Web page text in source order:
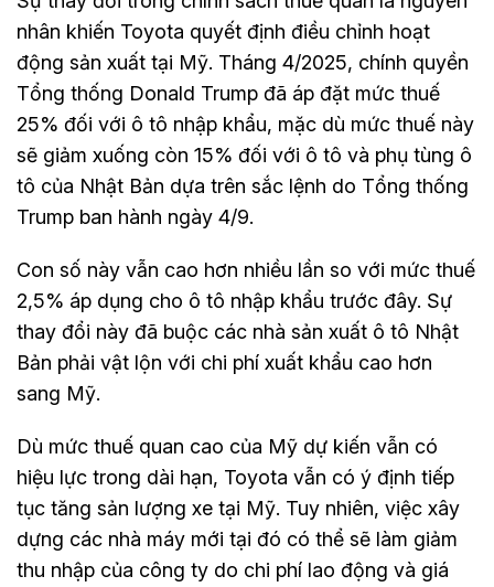
nhân khiến Toyota quyết định điều chỉnh hoạt
động sản xuất tại Mỹ. Tháng 4/2025, chính quyền
Tổng thống Donald Trump đã áp đặt mức thuế
25% đối với ô tô nhập khẩu, mặc dù mức thuế này
sẽ giảm xuống còn 15% đối với ô tô và phụ tùng ô
tô của Nhật Bản dựa trên sắc lệnh do Tổng thống
Trump ban hành ngày 4/9.
Con số này vẫn cao hơn nhiều lần so với mức thuế
2,5% áp dụng cho ô tô nhập khẩu trước đây. Sự
thay đổi này đã buộc các nhà sản xuất ô tô Nhật
Bản phải vật lộn với chi phí xuất khẩu cao hơn
sang Mỹ.
Dù mức thuế quan cao của Mỹ dự kiến vẫn có
hiệu lực trong dài hạn, Toyota vẫn có ý định tiếp
tục tăng sản lượng xe tại Mỹ. Tuy nhiên, việc xây
dựng các nhà máy mới tại đó có thể sẽ làm giảm
thu nhập của công ty do chi phí lao động và giá